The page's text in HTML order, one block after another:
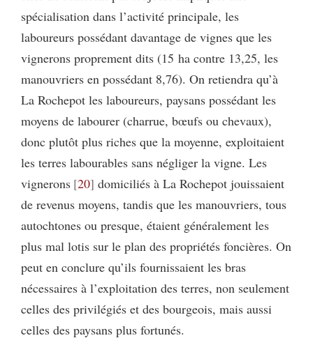
spécialisation dans l’activité principale, les
laboureurs possédant davantage de vignes que les
vignerons proprement dits (15 ha contre 13,25, les
manouvriers en possédant 8,76). On retiendra qu’à
La Rochepot les laboureurs, paysans possédant les
moyens de labourer (charrue, bœufs ou chevaux),
donc plutôt plus riches que la moyenne, exploitaient
les terres labourables sans négliger la vigne. Les
vignerons 20 domiciliés à La Rochepot jouissaient
de revenus moyens, tandis que les manouvriers, tous
autochtones ou presque, étaient généralement les
plus mal lotis sur le plan des propriétés foncières. On
peut en conclure qu’ils fournissaient les bras
nécessaires à l’exploitation des terres, non seulement
celles des privilégiés et des bourgeois, mais aussi
celles des paysans plus fortunés.